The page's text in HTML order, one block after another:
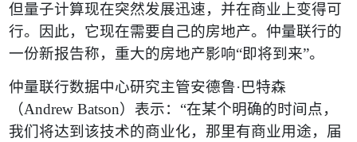
但量子计算现在突然发展迅速，并在商业上变得可
行。因此，它现在需要自己的房地产。仲量联行的
一份新报告称，重大的房地产影响“即将到来”。
仲量联行数据中心研究主管安德鲁·巴特森
（Andrew Batson） 表示： “在某个明确的时间点，
我们将达到该技术的商业化，那里有商业用途，届